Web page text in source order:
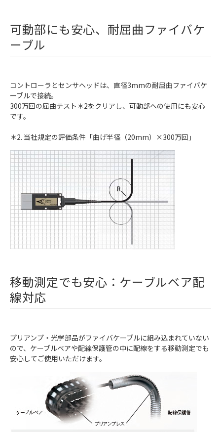
可動部にも安心、耐屈曲ファイバケ
ーブル
コントローラとセンサヘッドは、直径3mmの耐屈曲ファイバケ
ーブルで接続。
300万回の屈曲テスト＊2をクリアし、可動部への使用にも安心
です。
＊2. 当社規定の評価条件「曲げ半径（20mm）×300万回」
移動測定でも安心：ケーブルベア配
線対応
プリアンプ・光学部品がファイバケーブルに組み込まれていない
ので、ケーブルベアや配線保護管の中に配線をする移動測定でも
安心してご使用いただけます。